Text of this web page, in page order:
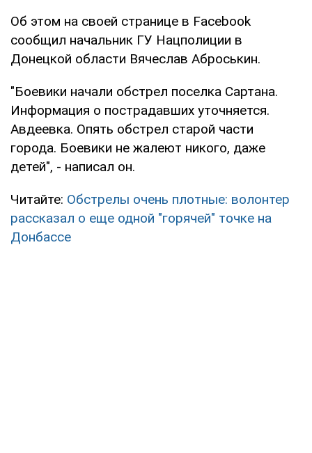
Об этом на своей странице в Facebook
сообщил начальник ГУ Нацполиции в
Донецкой области Вячеслав Аброськин.
"Боевики начали обстрел поселка Сартана.
Информация о пострадавших уточняется.
Авдеевка. Опять обстрел старой части
города. Боевики не жалеют никого, даже
детей", - написал он.
Читайте: Обстрелы очень плотные: волонтер
рассказал о еще одной "горячей" точке на
Донбассе